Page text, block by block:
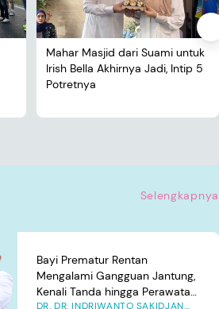
Mahar Masjid dari Suami untuk
Irish Bella Akhirnya Jadi, Intip 5
Potretnya
Selengkapnya
Bayi Prematur Rentan
Mengalami Gangguan Jantung,
Kenali Tanda hingga Perawatan
DR. DR. INDRIWANTO SAKIDJAN